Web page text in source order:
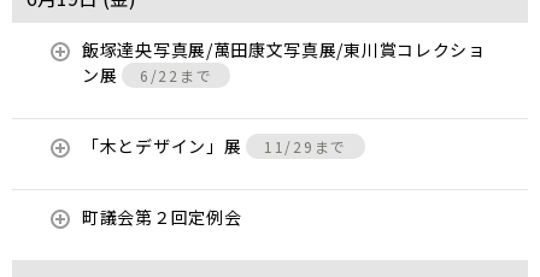
飯塚達央写真展/萬田康文写真展/東川賞コレクショ
ン展
6/22まで
「木とデザイン」展 11/29まで
町議会第２回定例会